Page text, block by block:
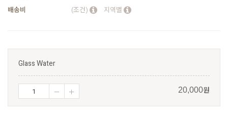
배송비
(조건) 지역별
Glass Water
20,000원